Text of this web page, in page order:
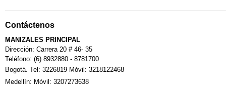
Calendario Tributario
Sudoku
Contáctenos
MANIZALES PRINCIPAL
Dirección: Carrera 20 # 46- 35
Teléfono: (6) 8932880 - 8781700
Bogotá. Tel: 3226819 Móvil: 3218122468
Medellín: Móvil: 3207273638